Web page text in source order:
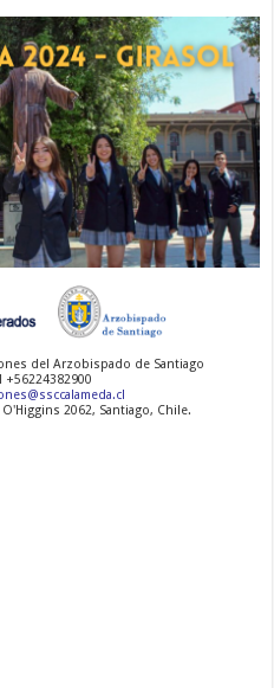
del Arzobispado de Santiago
+56224382900
2062, Santiago, Chile.